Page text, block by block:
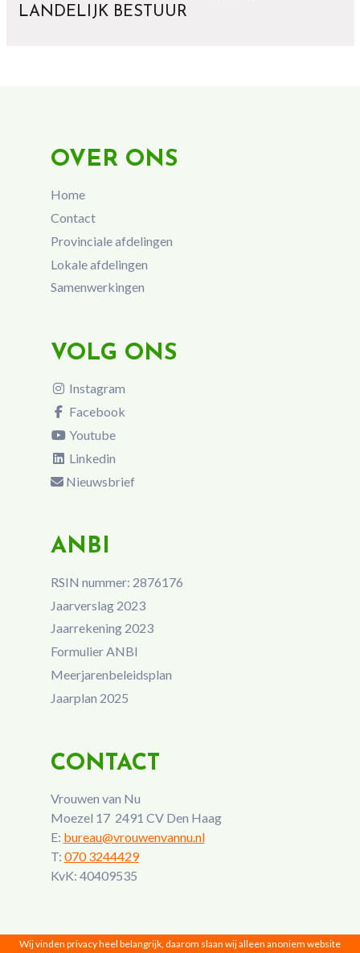
LANDELIJK BESTUUR
OVER ONS
Home
Contact
Provinciale afdelingen
Lokale afdelingen
Samenwerkingen
VOLG ONS
Instagram
Facebook
Youtube
Linkedin
Nieuwsbrief
ANBI
RSIN nummer: 2876176
Jaarverslag 2023
Jaarrekening 2023
Formulier ANBI
Meerjarenbeleidsplan
Jaarplan 2025
CONTACT
Vrouwen van Nu
Moezel 17 2491 CV Den Haag
E: bureau@vrouwenvannu.nl
T: 070 3244429
KvK: 40409535
Wij vinden privacy heel belangrijk, daarom slaan wij alleen anoniem website